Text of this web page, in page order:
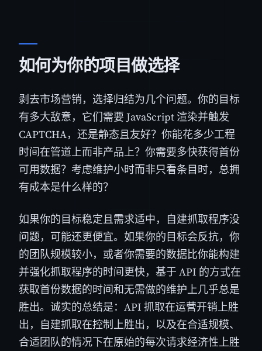
如何为你的项目做选择
剥去市场营销，选择归结为几个问题。你的目标
有多大敌意，它们需要 JavaScript 渲染并触发
CAPTCHA，还是静态且友好？你能花多少工程
时间在管道上而非产品上？你需要多快获得首份
可用数据？考虑维护小时而非只看条目时，总拥
有成本是什么样的？
如果你的目标稳定且需求适中，自建抓取程序没
问题，可能还更便宜。如果你的目标会反抗，你
的团队规模较小，或者你需要的数据比你能构建
并强化抓取程序的时间更快，基于 API 的方式在
获取首份数据的时间和无需做的维护上几乎总是
胜出。诚实的总结是：API 抓取在运营开销上胜
出，自建抓取在控制上胜出，以及在合适规模、
合适团队的情况下在原始的每次请求经济性上胜